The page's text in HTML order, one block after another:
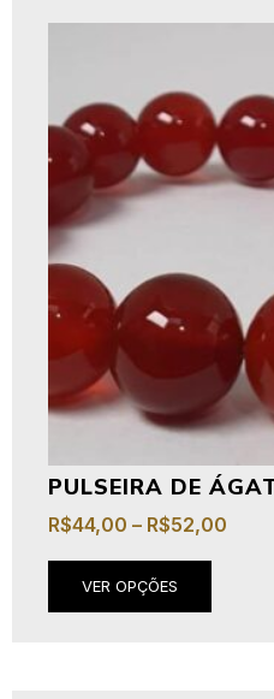
PULSEIRA DE
R$44,00 – R$52,00
VER OPÇÕES